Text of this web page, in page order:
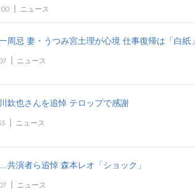
ニュース
周忌 妻・うつみ宮土理が心境 仕事復帰は「白紙」
ニュース
欽也さんを追悼 テロップで感謝
ニュース
共演者ら追悼 森本レオ「ショック」
ニュース